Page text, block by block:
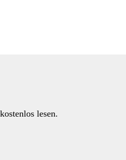
lesen.